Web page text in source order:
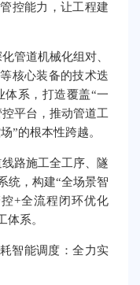
控能力，让工程建
管道机械化组对、
核心装备的技术迭
系，打造覆盖“一
平台，推动管道工
”的根本性跨越。
线路施工全工序、隧
统，构建“全场景智
+全流程闭环优化
体系。
智能调度：全力实